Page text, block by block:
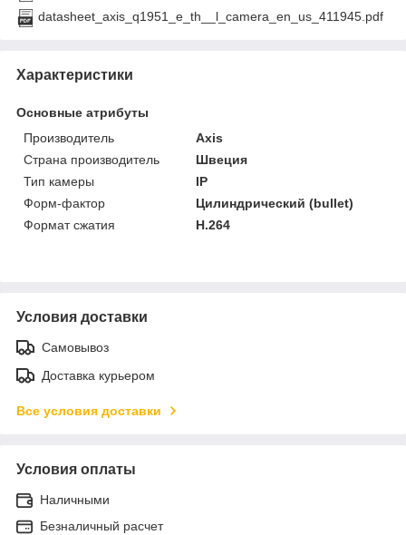
datasheet_axis_q1951_e_th__l_camera_en_us_411945.pdf
Характеристики
Основные атрибуты
Производитель
Axis
Страна производитель
Швеция
Тип камеры
IP
Форм-фактор
Цилиндрический (bullet)
Формат сжатия
H.264
Условия доставки
Самовывоз
Доставка курьером
Все условия доставки
Условия оплаты
Наличными
Безналичный расчет